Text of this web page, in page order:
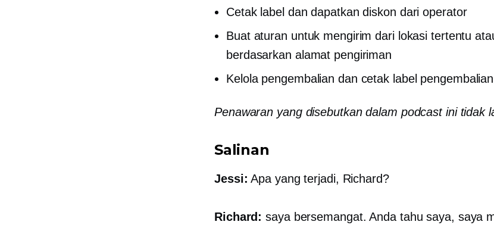
Cetak label dan dapatkan diskon dari operator
Buat aturan untuk mengirim dari lokasi tertentu
berdasarkan alamat pengiriman
Kelola pengembalian dan cetak label
Penawaran yang disebutkan dalam podcast ini tidak
Salinan
Jessi: Apa yang terjadi, Richard?
Richard: saya bersemangat. Anda tahu saya, saya